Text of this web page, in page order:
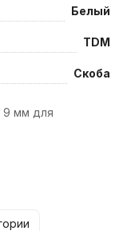
Белый
TDM
Скоба
9 мм для